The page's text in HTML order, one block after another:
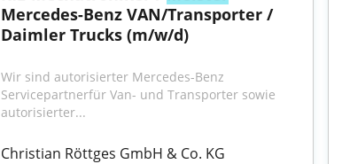
Mercedes-Benz VAN/Transporter /
Daimler Trucks (m/w/d)
Wir sind autorisierter Mercedes-Benz
Servicepartnerfür Van- und Transporter sowie
autorisierter...
Christian Röttges GmbH & Co. KG